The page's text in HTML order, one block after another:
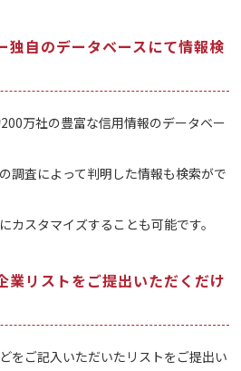
自のデータベースにて情報検
万社の豊富な信用情報のデータベー
調査によって判明した情報も検索がで
カスタマイズすることも可能です。
リストをご提出いただくだけ
をご記入いただいたリストをご提出い